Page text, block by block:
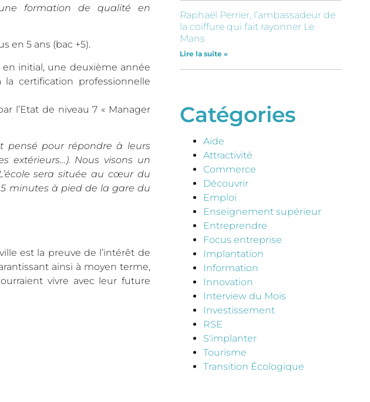
une formation de qualité en
en 5 ans (bac +5).
en initial, une deuxième année
certification professionnelle
l’Etat de niveau 7 « Manager
pensé pour répondre à leurs
extérieurs…). Nous visons un
sera située au cœur du
minutes à pied de la gare du
est la preuve de l’intérêt de
ainsi à moyen terme,
vivre avec leur future
Raphaël Perrier, l’ambassadeur de
la coiffure qui fait rayonner Le
Mans
Lire la suite »
Catégories
Aide
Attractivité
Commerce
Découvrir
Emploi
Enseignement supérieur
Entreprendre
Focus entreprise
Implantation
Information
Innovation
Interview du Mois
Investissement
RSE
S'implanter
Tourisme
Transition Écologique